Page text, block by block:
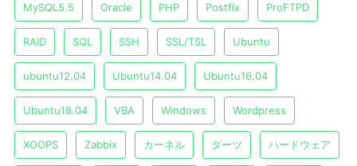
MySQL5.5 Oracle PHP Postfix ProFTPD
RAID SQL SSH SSL/TSL Ubuntu
ubuntu12.04 Ubuntu14.04 Ubuntu16.04
Ubuntu18.04 VBA Windows Wordpress
XOOPS Zabbix カーネル ダーツ ハードウェア